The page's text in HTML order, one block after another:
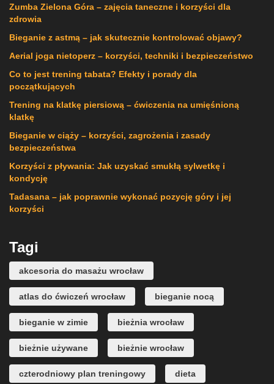
Zumba Zielona Góra – zajęcia taneczne i korzyści dla
zdrowia
Bieganie z astmą – jak skutecznie kontrolować objawy?
Aerial joga nietoperz – korzyści, techniki i bezpieczeństwo
Co to jest trening tabata? Efekty i porady dla
początkujących
Trening na klatkę piersiową – ćwiczenia na umięśnioną
klatkę
Bieganie w ciąży – korzyści, zagrożenia i zasady
bezpieczeństwa
Korzyści z pływania: Jak uzyskać smukłą sylwetkę i
kondycję
Tadasana – jak poprawnie wykonać pozycję góry i jej
korzyści
Tagi
akcesoria do masażu wrocław
atlas do ćwiczeń wrocław bieganie nocą
bieganie w zimie bieżnia wrocław
bieżnie używane bieżnie wrocław
czterodniowy plan treningowy dieta